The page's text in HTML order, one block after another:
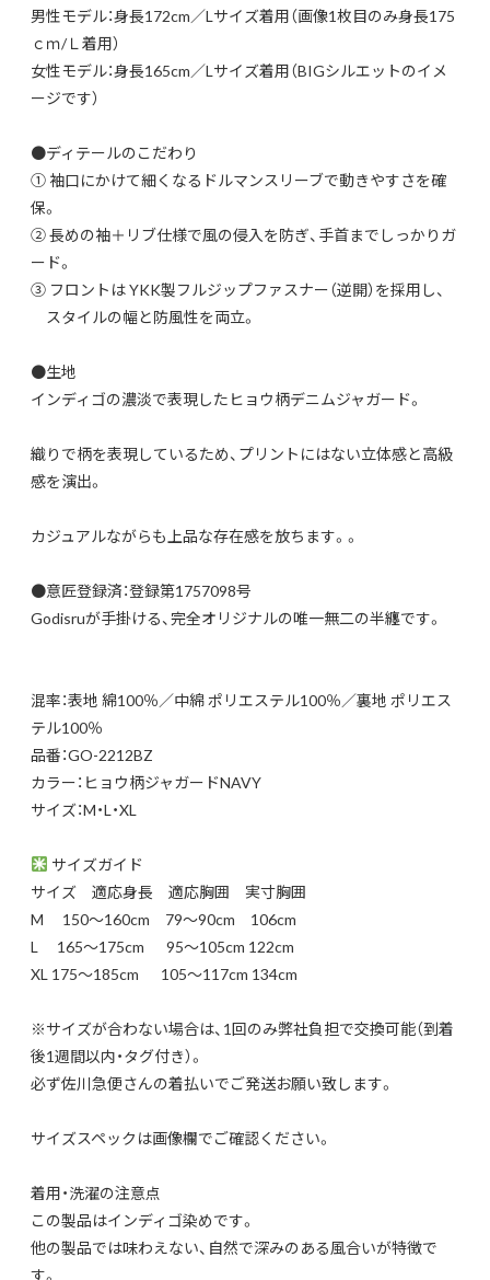
男性モデル：身長172cm／Lサイズ着用（画像1枚目のみ身長175
ｃｍ/Ｌ着用）
女性モデル：身長165cm／Lサイズ着用（BIGシルエットのイメ
ージです）
●ディテールのこだわり
① 袖口にかけて細くなるドルマンスリーブで動きやすさを確
保。
② 長めの袖＋リブ仕様で風の侵入を防ぎ、手首までしっかりガ
ード。
③ フロントは YKK製フルジップファスナー（逆開）を採用し、
スタイルの幅と防風性を両立。
●生地
インディゴの濃淡で表現したヒョウ柄デニムジャガード。
織りで柄を表現しているため、プリントにはない立体感と高級
感を演出。
カジュアルながらも上品な存在感を放ちます。。
●意匠登録済：登録第1757098号
Godisruが手掛ける、完全オリジナルの唯一無二の半纏です。
混率：表地 綿100％／中綿 ポリエステル100％／裏地 ポリエス
テル100％
品番：GO-2212BZ
カラー：ヒョウ柄ジャガードNAVY
サイズ：M・L・XL
サイズガイド
サイズ 適応身長 適応胸囲 実寸胸囲
M 150～160cm 79～90cm 106cm
L 165～175cm 95～105cm 122cm
XL 175～185cm 105～117cm 134cm
※サイズが合わない場合は、1回のみ弊社負担で交換可能（到着
後1週間以内・タグ付き）。
必ず佐川急便さんの着払いでご発送お願い致します。
サイズスペックは画像欄でご確認ください。
着用・洗濯の注意点
この製品はインディゴ染めです。
他の製品では味わえない、自然で深みのある風合いが特徴で
す。